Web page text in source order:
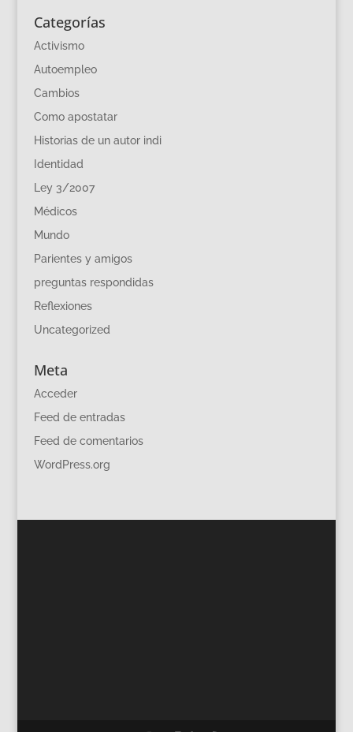
Categorías
Activismo
Autoempleo
Cambios
Como apostatar
Historias de un autor indi
Identidad
Ley 3/2007
Médicos
Mundo
Parientes y amigos
preguntas respondidas
Reflexiones
Uncategorized
Meta
Acceder
Feed de entradas
Feed de comentarios
WordPress.org